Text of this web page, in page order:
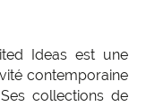
Ideas est une
contemporaine
Ses collections de